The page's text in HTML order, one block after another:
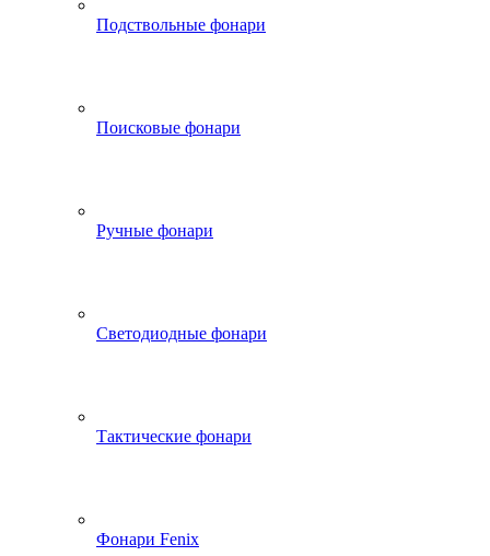
Подствольные фонари
Поисковые фонари
Ручные фонари
Светодиодные фонари
Тактические фонари
Фонари Fenix